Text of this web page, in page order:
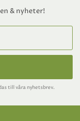
& nyheter!
till våra nyhetsbrev.